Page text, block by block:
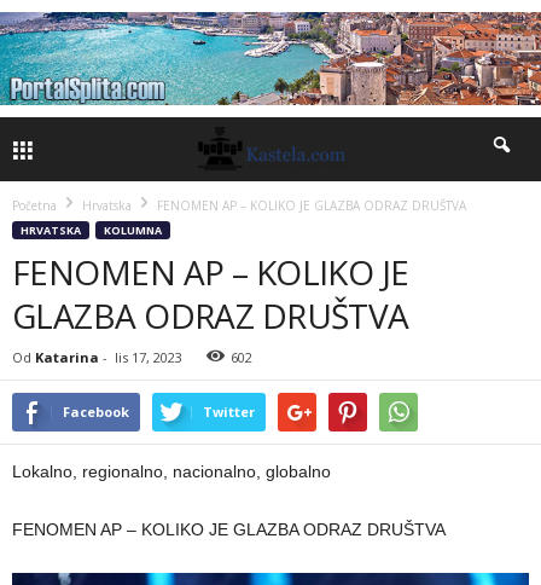
Početna Hrvatska FENOMEN AP – KOLIKO JE GLAZBA ODRAZ DRUŠTVA
HRVATSKA KOLUMNA
FENOMEN AP – KOLIKO JE
GLAZBA ODRAZ DRUŠTVA
Od Katarina - lis 17, 2023 602
Facebook Twitter
Lokalno, regionalno, nacionalno, globalno
FENOMEN AP – KOLIKO JE GLAZBA ODRAZ DRUŠTVA